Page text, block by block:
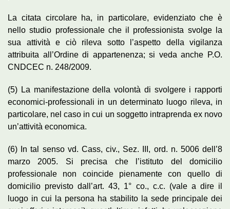
La citata circolare ha, in particolare, evidenziato che è
nello studio professionale che il professionista svolge la
sua attività e ciò rileva sotto l’aspetto della vigilanza
attribuita all’Ordine di appartenenza; si veda anche P.O.
CNDCEC n. 248/2009.
(5) La manifestazione della volontà di svolgere i rapporti
economici-professionali in un determinato luogo rileva, in
particolare, nel caso in cui un soggetto intraprenda ex novo
un’attività economica.
(6) In tal senso vd. Cass, civ., Sez. III, ord. n. 5006 dell’8
marzo 2005. Si precisa che l’istituto del domicilio
professionale non coincide pienamente con quello di
domicilio previsto dall’art. 43, 1° co., c.c. (vale a dire il
luogo in cui la persona ha stabilito la sede principale dei